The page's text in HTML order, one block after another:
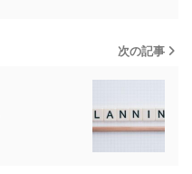
次の記事